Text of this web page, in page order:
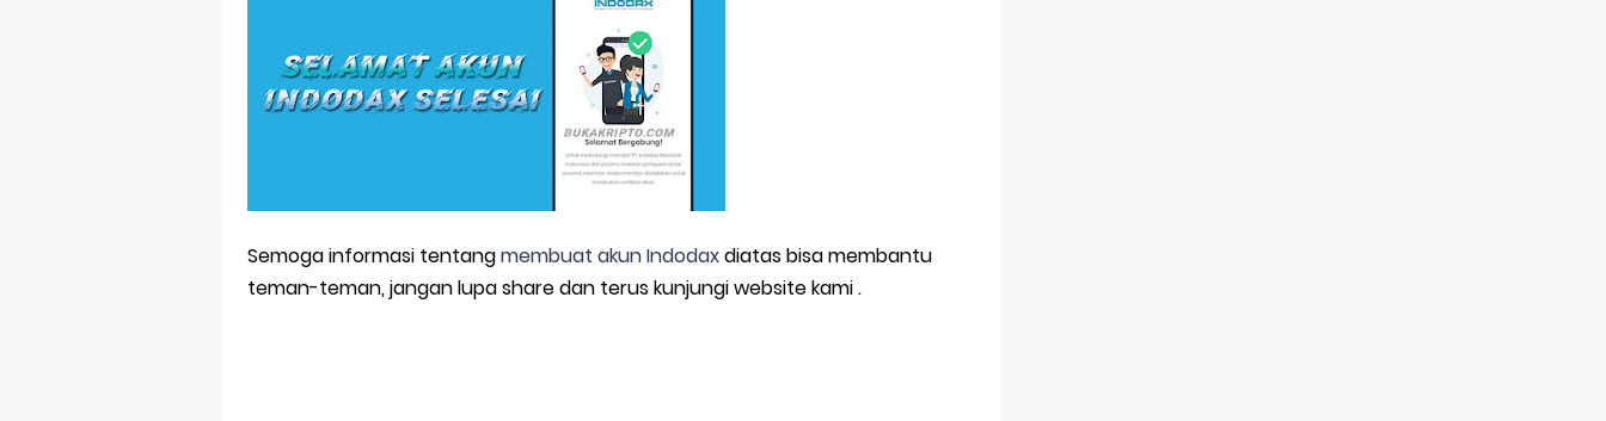
Semoga informasi tentangmembuat akun Indodaxdiatas bisa membantu
teman-teman, jangan lupa share dan terus kunjungi website kami .